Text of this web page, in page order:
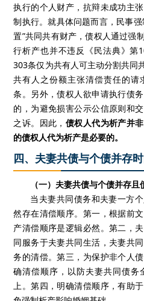
执行的个人财产，抗辩未成功主
制执行。就具体问题而言，民事
置”共同共有财产，债权人通过强
行析产也并不违反《民法典》第
303条仅为共有人可主动分割共同
共有人之份额主张清偿责任的
条。另外，债权人欲申请执行债
的，为避免损害公示公信原则和
之诉。因此， 债权人代为析产并
的债权人代为析产是必要的。
四、夫妻共债与个债并存
（一）夫妻共债与个债并存
当夫妻共同债务和夫妻一方
然存在清偿顺序。第一，根据前
产清偿顺序是逻辑必然。第二，
同服务于夫妻共同生活，夫妻共
务的清偿。第三，为保护非个人
确清偿顺序，以防夫妻共同债
上。第四，明确清偿顺序，有助